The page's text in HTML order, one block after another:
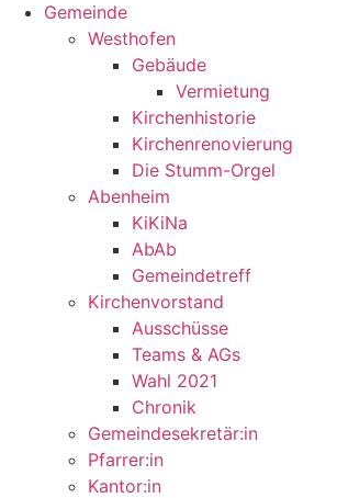
Gemeinde
Westhofen
Gebäude
Vermietung
Kirchenhistorie
Kirchenrenovierung
Die Stumm-Orgel
Abenheim
KiKiNa
AbAb
Gemeindetreff
Kirchenvorstand
Ausschüsse
Teams & AGs
Wahl 2021
Chronik
Gemeindesekretär:in
Pfarrer:in
Kantor:in